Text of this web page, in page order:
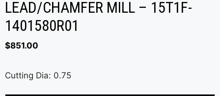
LEAD/CHAMFER MILL – 15T1F-
1401580R01
$851.00
Cutting Dia: 0.75